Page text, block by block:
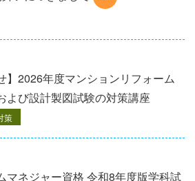
】2026年度マンションリフォーム
よび設計製図試験の対策講座
策
マネジャー資格 令和8年度版学科試